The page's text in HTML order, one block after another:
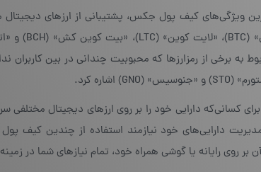
ویژگی‌های کیف پول جکس، پشتیبانی از ارزهای
کسانی‌که دارایی خود را بر روی ارزهای دیجیتال
دارایی‌های خود نیازمند استفاده از چندین کیف
آن بر روی رایانه یا گوشی همراه خود، تمام نیازهای شما در